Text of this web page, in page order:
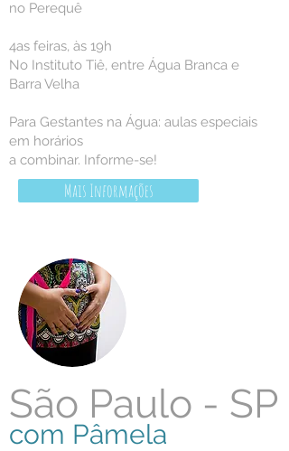
no Perequê
4as feiras, às 19h
No Instituto Tiê, entre Água Branca e
Barra Velha
Para Gestantes na Água: aulas especiais
em horários
a combinar. Informe-se!
Mais Informações
São Paulo - SP
com Pâmela